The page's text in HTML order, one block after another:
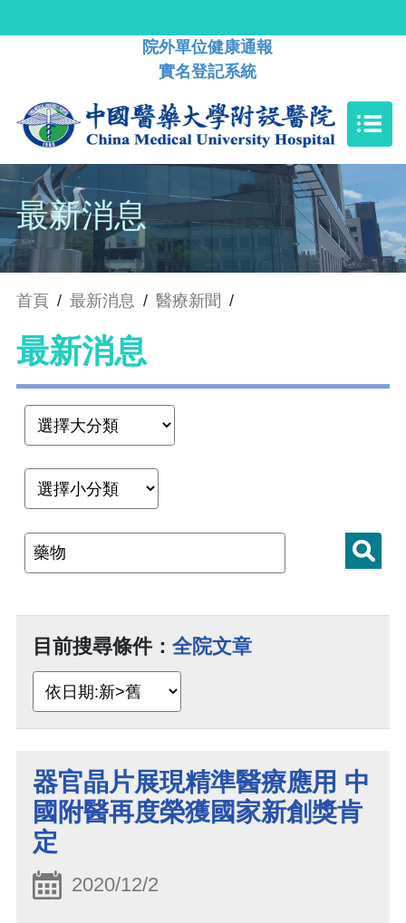
院外單位健康通報
實名登記系統
最新消息
首頁 / 最新消息 / 醫療新聞 /
最新消息
目前搜尋條件： 全院文章
器官晶片展現精準醫療應用 中
國附醫再度榮獲國家新創獎肯
定
2020/12/2